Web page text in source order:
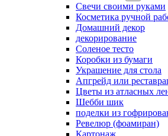
Свечи своими руками
Косметика ручной
Домашний декор
декорирование
Соленое тесто
Коробки из бумаги
Украшение для стола
Апгрейд или
Цветы из атласных
Шебби шик
поделки из
Ревелюр (фоамиран)
Картонаж